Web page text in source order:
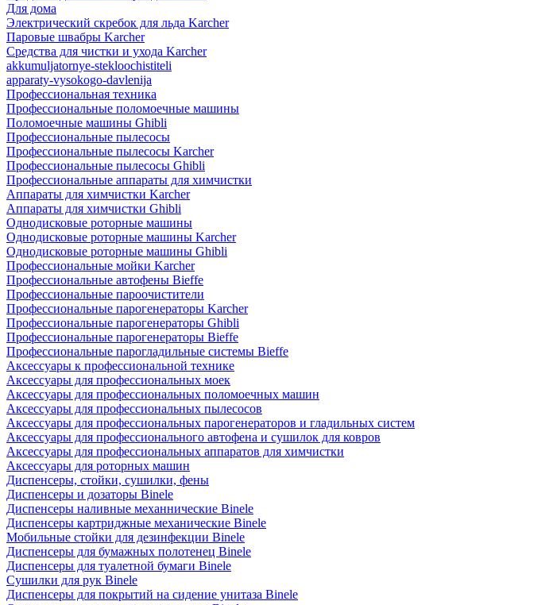
Для дома
Электрический скребок для льда Karcher
Паровые швабры Karcher
Средства для чистки и ухода Karcher
akkumuljatornye-stekloochistiteli
apparaty-vysokogo-davlenija
Профессиональная техника
Профессиональные поломоечные машины
Поломоечные машины Ghibli
Профессиональные пылесосы
Профессиональные пылесосы Karcher
Профессиональные пылесосы Ghibli
Профессиональные аппараты для химчистки
Аппараты для химчистки Karcher
Аппараты для химчистки Ghibli
Однодисковые роторные машины
Однодисковые роторные машины Karcher
Однодисковые роторные машины Ghibli
Профессиональные мойки Karcher
Профессиональные автофены Bieffe
Профессиональные пароочистители
Профессиональные парогенераторы Karcher
Профессиональные парогенераторы Ghibli
Профессиональные парогенераторы Bieffe
Профессиональные парогладильные системы Bieffe
Аксессуары к профессиональной технике
Аксессуары для профессиональных моек
Аксессуары для профессиональных поломоечных машин
Аксессуары для профессиональных пылесосов
Аксессуары для профессиональных парогенераторов и гладильных систем
Аксессуары для профессионального автофена и сушилок для ковров
Аксессуары для профессиональных аппаратов для химчистки
Аксессуары для роторных машин
Диспенсеры, стойки, сушилки, фены
Диспенсеры и дозаторы Binele
Диспенсеры наливные механнические Binele
Диспенсеры картриджные механические Binele
Мобильные стойки для дезинфекции Binele
Диспенсеры для бумажных полотенец Binele
Диспенсеры для туалетной бумаги Binele
Сушилки для рук Binele
Диспенсеры для покрытий на сидение унитаза Binele